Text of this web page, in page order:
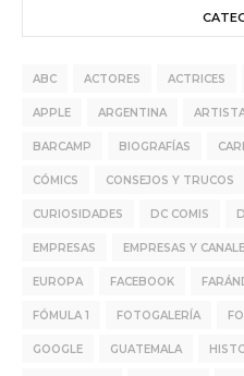
ABC ACTORES ACTRICES
APPLE ARGENTINA
BARCAMP BIOGRAFÍAS
CÓMICS CONSEJOS Y TRUCOS
CURIOSIDADES DC COMIS
EMPRESAS EMPRESAS Y
EUROPA FACEBOOK
FÓMULA 1 FOTOGALERÍA
GOOGLE GUATEMALA